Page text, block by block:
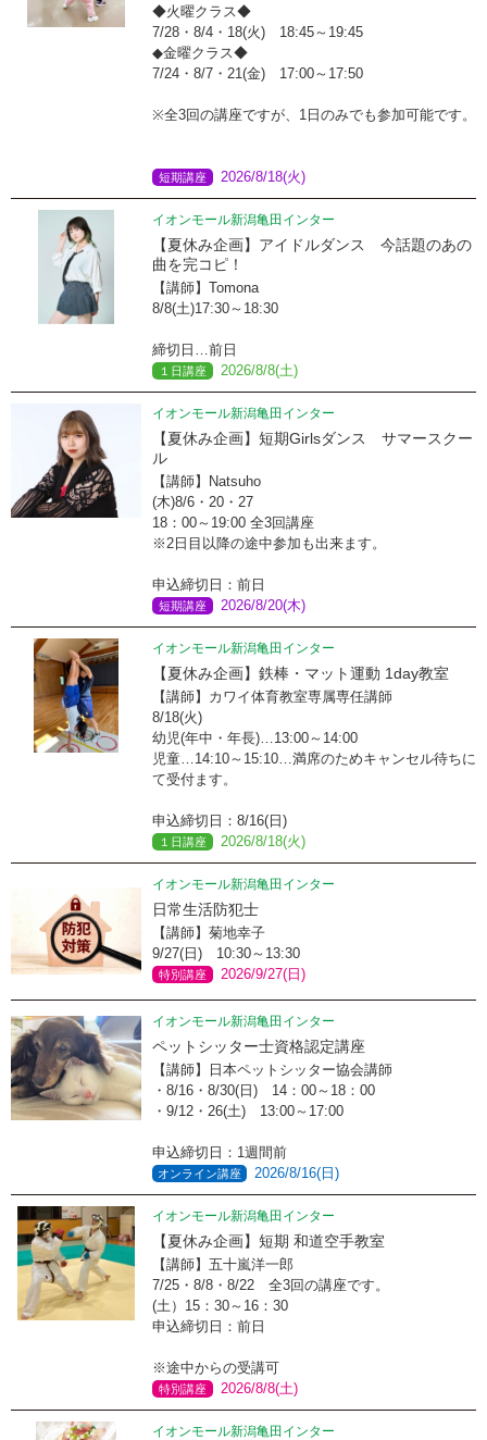
◆火曜クラス◆
7/28・8/4・18(火) 18:45～19:45
◆金曜クラス◆
7/24・8/7・21(金) 17:00～17:50
※全3回の講座ですが、1日のみでも参加可能です。
短期講座 2026/8/18(火)
イオンモール新潟亀田インター
【夏休み企画】アイドルダンス 今話題のあの
曲を完コピ！
【講師】Tomona
8/8(土)17:30～18:30
締切日…前日
１日講座 2026/8/8(土)
イオンモール新潟亀田インター
【夏休み企画】短期Girlsダンス サマースクー
ル
【講師】Natsuho
(木)8/6・20・27
18：00～19:00 全3回講座
※2日目以降の途中参加も出来ます。
申込締切日：前日
短期講座 2026/8/20(木)
イオンモール新潟亀田インター
【夏休み企画】鉄棒・マット運動 1day教室
【講師】カワイ体育教室専属専任講師
8/18(火)
幼児(年中・年長)…13:00～14:00
児童…14:10～15:10…満席のためキャンセル待ちに
て受付ます。
申込締切日：8/16(日)
１日講座 2026/8/18(火)
イオンモール新潟亀田インター
日常生活防犯士
【講師】菊地幸子
9/27(日) 10:30～13:30
特別講座 2026/9/27(日)
イオンモール新潟亀田インター
ペットシッター士資格認定講座
【講師】日本ペットシッター協会講師
・8/16・8/30(日) 14：00～18：00
・9/12・26(土) 13:00～17:00
申込締切日：1週間前
オンライン講座 2026/8/16(日)
イオンモール新潟亀田インター
【夏休み企画】短期 和道空手教室
【講師】五十嵐洋一郎
7/25・8/8・8/22 全3回の講座です。
(土）15：30～16：30
申込締切日：前日
※途中からの受講可
特別講座 2026/8/8(土)
イオンモール新潟亀田インター